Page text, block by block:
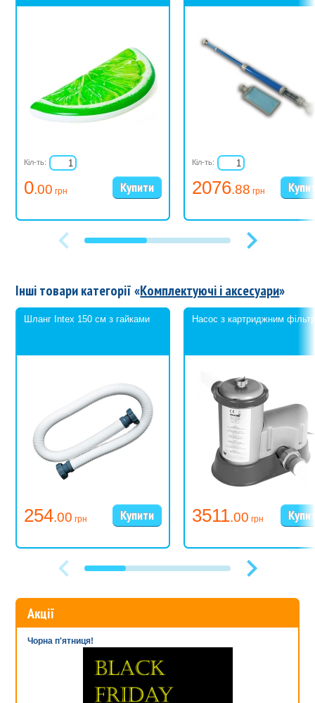
0.00 грн
Кіл-ть:
2076.88 грн
Кіл-ть:
Інші товари категорії «Комплектуючі і аксесуари»
Шланг Intex 150 см з гайками
254.00 грн
Насос з картриджним
3511.00 грн
Акції
Чорна п'ятниця!